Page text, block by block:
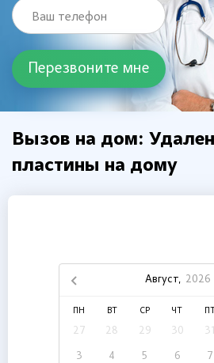
Ваш телефон
Вызов на дом:
пластины на дому
Август, 2026
ПН ВТ СР ЧТ
27 28 29 30 31
3 4 5 6 7